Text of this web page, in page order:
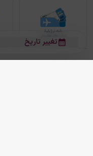
تغییر تاریخ
بلیط هواپیمابلیط هواپیما تهران